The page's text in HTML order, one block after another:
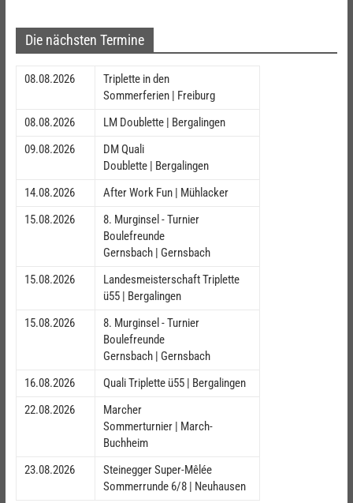
Die nächsten Termine
08.08.2026
Triplette in den
Sommerferien | Freiburg
08.08.2026
LM Doublette | Bergalingen
09.08.2026
DM Quali
Doublette | Bergalingen
14.08.2026
After Work Fun | Mühlacker
15.08.2026
8. Murginsel - Turnier
Boulefreunde
Gernsbach | Gernsbach
15.08.2026
Landesmeisterschaft Triplette
ü55 | Bergalingen
15.08.2026
8. Murginsel - Turnier
Boulefreunde
Gernsbach | Gernsbach
16.08.2026
Quali Triplette ü55 | Bergalingen
22.08.2026
Marcher
Sommerturnier | March-
Buchheim
23.08.2026
Steinegger Super-Mêlée
Sommerrunde 6/8 | Neuhausen